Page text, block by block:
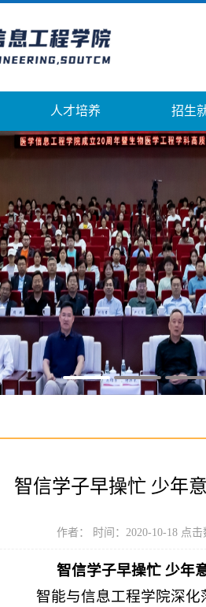
人才培养 招生
智信学子早操忙 少年
作者： 时间：2020-10-18 点击
智信学子早操忙 少年
智能与信息工程学院深化